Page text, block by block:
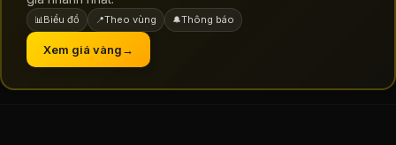
📊 Biểu đồ 📍Theo vùng 🔔Thông báo
Xem giá vàng→